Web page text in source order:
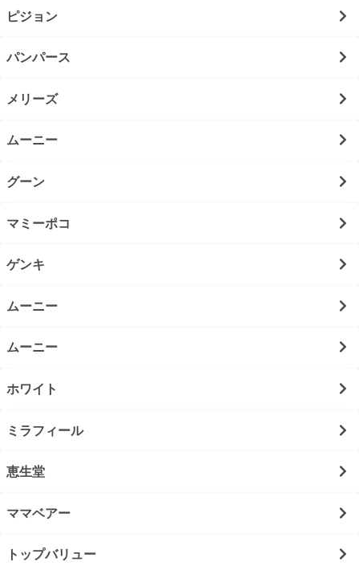
ピジョン
パンパース
メリーズ
ムーニー
グーン
マミーポコ
ゲンキ
ムーニー
ムーニー
ホワイト
ミラフィール
恵生堂
ママベアー
トップバリュー